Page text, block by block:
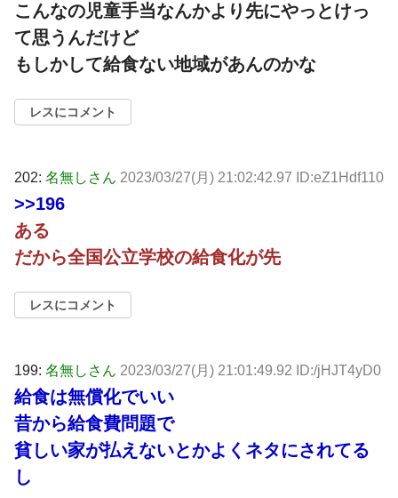
こんなの児童手当なんかより先にやっとけっ
て思うんだけど
もしかして給食ない地域があんのかな
レスにコメント
202: 名無しさん 2023/03/27(月) 21:02:42.97 ID:eZ1Hdf110
>>196
ある
だから全国公立学校の給食化が先
レスにコメント
199: 名無しさん 2023/03/27(月) 21:01:49.92 ID:/jHJT4yD0
給食は無償化でいい
昔から給食費問題で
貧しい家が払えないとかよくネタにされてる
し